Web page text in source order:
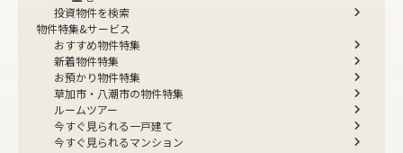
投資物件を検索
物件特集&サービス
おすすめ物件特集
新着物件特集
お預かり物件特集
草加市・八潮市の物件特集
ルームツアー
今すぐ見られる一戸建て
今すぐ見られるマンション